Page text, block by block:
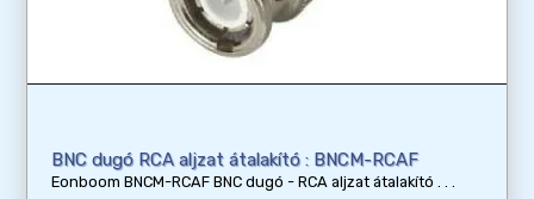
BNC dugó RCA aljzat átalakító : BNCM-RCAF
Eonboom BNCM-RCAF BNC dugó - RCA aljzat átalakító